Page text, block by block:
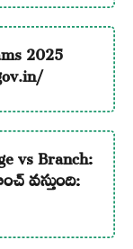
2025
vs Branch:
వస్తుంది: